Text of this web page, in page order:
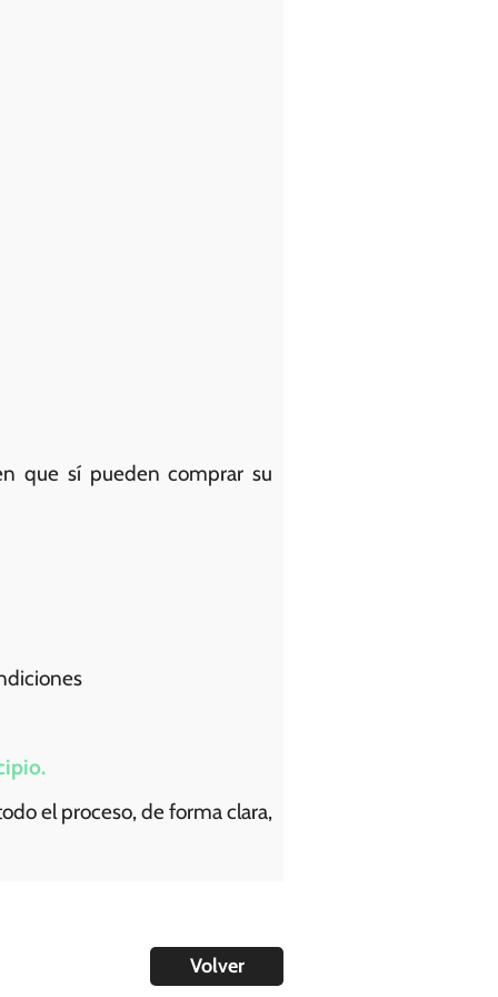
que sí pueden comprar su
el proceso, de forma clara,
Volver